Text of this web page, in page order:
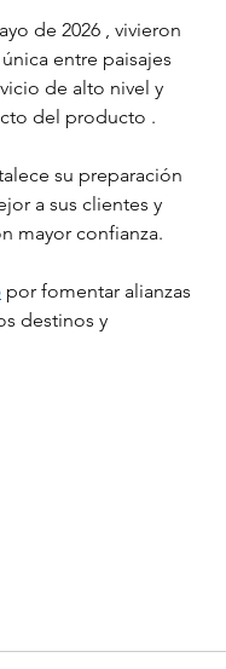
de 2026 , vivieron
entre paisajes
de alto nivel y
del producto .
su preparación
a sus clientes y
mayor confianza.
por fomentar alianzas
destinos y